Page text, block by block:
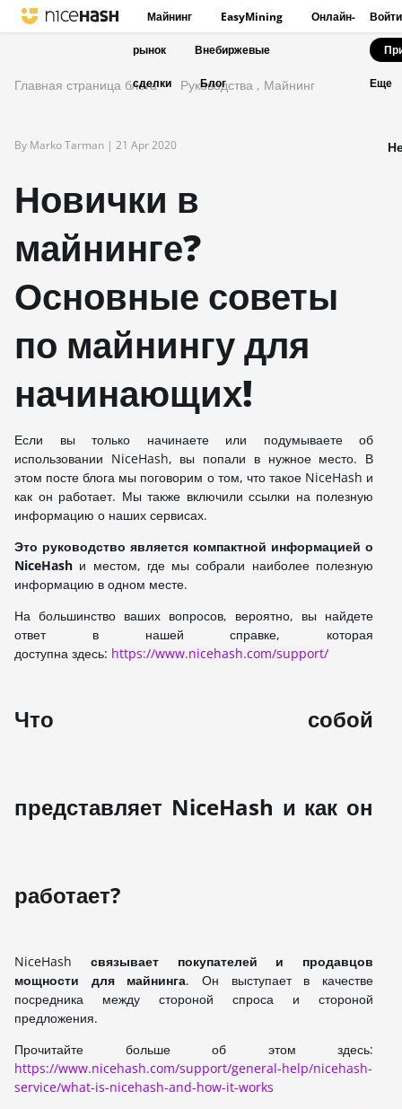
Майнинг EasyMining Онлайн-
рынок Внебиржевые
сделки Блог
Войти
Еще
Главная страница блога Руководства , Майнинг
By Marko Tarman | 21 Apr 2020
Новички в
майнинге?
Основные советы
по майнингу для
начинающих!
Если вы только начинаете или подумываете об
использовании NiceHash, вы попали в нужное место. В
этом посте блога мы поговорим о том, что такое NiceHash и
как он работает. Мы также включили ссылки на полезную
информацию о наших сервисах.
Это руководство является компактной информацией о
NiceHash и местом, где мы собрали наиболее полезную
информацию в одном месте.
На большинство ваших вопросов, вероятно, вы найдете
ответ в нашей справке, которая
доступна здесь: https://www.nicehash.com/support/
Что собой
представляет NiceHash и как он
работает?
NiceHash связывает покупателей и продавцов
мощности для майнинга. Он выступает в качестве
посредника между стороной спроса и стороной
предложения.
Прочитайте больше об этом здесь:
https://www.nicehash.com/support/general-help/nicehash-
service/what-is-nicehash-and-how-it-works